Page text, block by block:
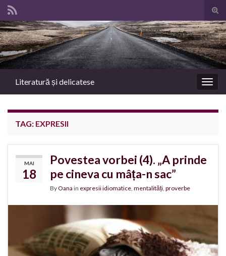
Search for:
Literatură și delicatese
TAG: EXPRESII
MAI
18
Povestea vorbei (4). „A prinde
pe cineva cu mâța-n sac”
ByOana in expresii idiomatice mentalități proverbe